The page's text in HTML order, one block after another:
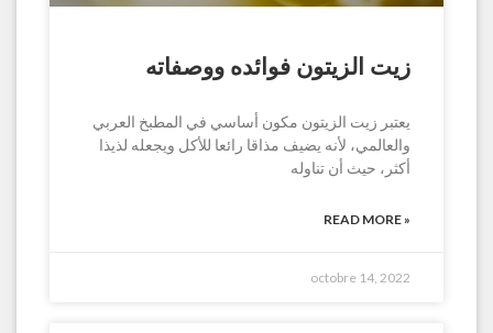
زيت الزيتون فوائده ووصفاته
يعتبر زيت الزيتون مكون أساسي في المطبخ العربي
والعالمي، لأنه يضيف مذاقا رائعا للأكل ويجعله لذيذا
أكثر، حيث أن تناوله
READ MORE »
octobre 14, 2022